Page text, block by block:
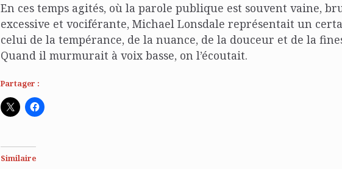
En ces temps agités, où la parole publique est souvent vaine,
excessive et vociférante, Michael Lonsdale représentait un
celui de la tempérance, de la nuance, de la douceur et de la
Quand il murmurait à voix basse, on l’écoutait.
Partager :
Similaire